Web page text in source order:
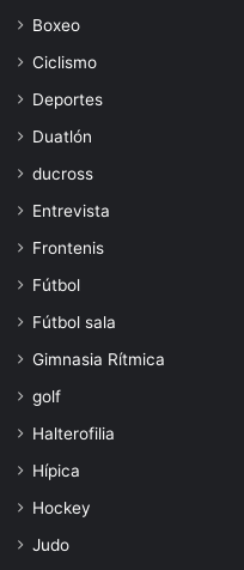
Boxeo
Ciclismo
Deportes
Duatlón
ducross
Entrevista
Frontenis
Fútbol
Fútbol sala
Gimnasia Rítmica
golf
Halterofilia
Hípica
Hockey
Judo